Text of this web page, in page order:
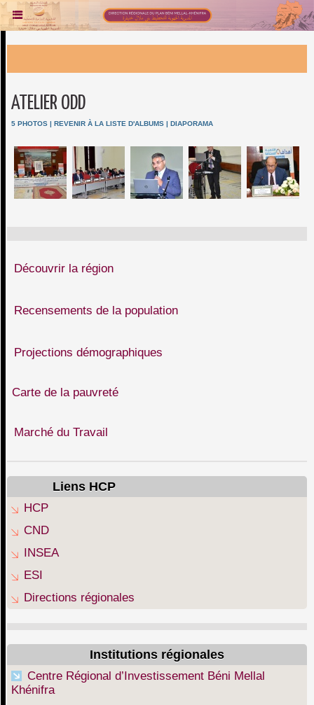
Découvrir la région
Recensements de la population
Projections démographiques
Carte de la pauvreté
Marché du Travail
Liens HCP
HCP
CND
INSEA
ESI
Directions régionales
Institutions régionales
Centre Régional d’Investissement Béni Mellal
Khénifra
ATELIER ODD
5 PHOTOS | REVENIR À LA LISTE D'ALBUMS | DIAPORAMA